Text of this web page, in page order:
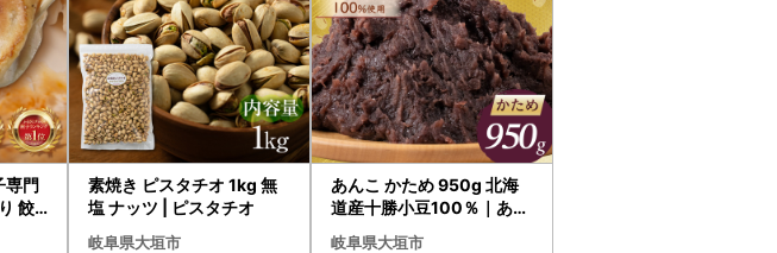
専門
素焼き ピスタチオ 1kg 無
塩 ナッツ | ピスタチオ
岐阜県大垣市
あんこ かため 950g 北海
道産十勝小豆100％｜あん
こ
岐阜県大垣市